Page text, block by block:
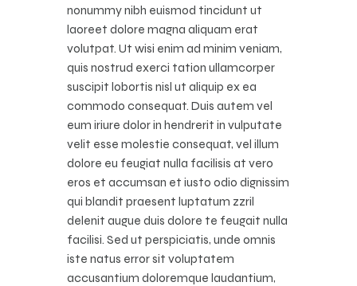
nonummy nibh euismod tincidunt ut
laoreet dolore magna aliquam erat
volutpat. Ut wisi enim ad minim veniam,
quis nostrud exerci tation ullamcorper
suscipit lobortis nisl ut aliquip ex ea
commodo consequat. Duis autem vel
eum iriure dolor in hendrerit in vulputate
velit esse molestie consequat, vel illum
dolore eu feugiat nulla facilisis at vero
eros et accumsan et iusto odio dignissim
qui blandit praesent luptatum zzril
delenit augue duis dolore te feugait nulla
facilisi. Sed ut perspiciatis, unde omnis
iste natus error sit voluptatem
accusantium doloremque laudantium,